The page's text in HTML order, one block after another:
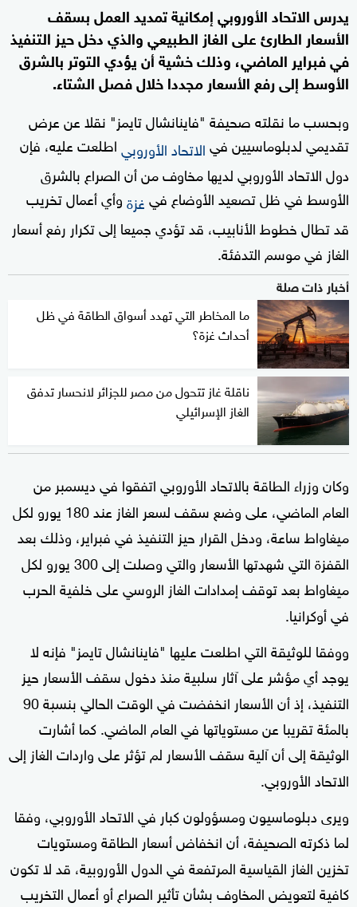
يدرس الاتحاد الأوروبي إمكانية تمديد العمل بسقف
الأسعار الطارئ على الغاز الطبيعي والذي دخل حيز التنفيذ
في فبراير الماضي، وذلك خشية أن يؤدي التوتر بالشرق
الأوسط إلى رفع الأسعار مجددا خلال فصل الشتاء.
وبحسب ما نقلته صحيفة "فاينانشال تايمز" نقلا عن عرض
تقديمي لدبلوماسيين فيالاتحاد الأوروبياطلعت عليه، فإن
دول الاتحاد الأوروبي لديها مخاوف من أن الصراع بالشرق
الأوسط في ظل تصعيد الأوضاع فيغزةوأي أعمال تخريب
قد تطال خطوط الأنابيب، قد تؤدي جميعا إلى تكرار رفع أسعار
الغاز في موسم التدفئة.
أخبار ذات صلة
ما المخاطر التي تهدد أسواق الطاقة في ظل
أحداث غزة؟
ناقلة غاز تتحول من مصر للجزائر لانحسار تدفق
الغاز الإسرائيلي
وكان وزراء الطاقة بالاتحاد الأوروبي اتفقوا في ديسمبر من
العام الماضي، على وضع سقف لسعر الغاز عند 180 يورو لكل
ميغاواط ساعة، ودخل القرار حيز التنفيذ في فبراير، وذلك بعد
القفزة التي شهدتها الأسعار والتي وصلت إلى 300 يورو لكل
ميغاواط بعد توقف إمدادات الغاز الروسي على خلفية الحرب
في أوكرانيا.
ووفقا للوثيقة التي اطلعت عليها "فاينانشال تايمز" فإنه لا
يوجد أي مؤشر على آثار سلبية منذ دخول سقف الأسعار حيز
التنفيذ، إذ أن الأسعار انخفضت في الوقت الحالي بنسبة 90
بالمئة تقريبا عن مستوياتها في العام الماضي. كما أشارت
الوثيقة إلى أن آلية سقف الأسعار لم تؤثر على واردات الغاز إلى
الاتحاد الأوروبي.
ويرى دبلوماسيون ومسؤولون كبار في الاتحاد الأوروبي، وفقا
لما ذكرته الصحيفة، أن انخفاض أسعار الطاقة ومستويات
تخزين الغاز القياسية المرتفعة في الدول الأوروبية، قد لا تكون
كافية لتعويض المخاوف بشأن تأثير الصراع أو أعمال التخريب